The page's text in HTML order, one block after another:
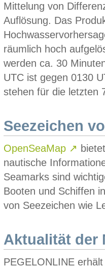
Mittelung von
Auflösung. Das
räumlich hoch
werden ca. 30
UTC ist gegen 0130
stehen für die letzten
Seezeichen
OpenSeaMap ↗
nautische
Seamarks sind
Booten und Schiffen
von Seezeichen wie
Aktualität der
PEGELONLINE